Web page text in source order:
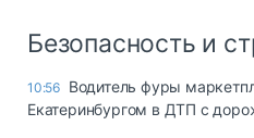
Безопасность и
10:56 Водитель фуры
Екатеринбургом в ДТП с